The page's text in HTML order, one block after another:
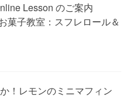
Lesson のご案内
菓子教室：スフレロール＆
！レモンのミニマフィン